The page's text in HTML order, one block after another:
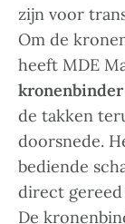
zijn voor
Om de
heeft MDE
kronenbinder
de takken
doorsnede.
bediende
direct
De